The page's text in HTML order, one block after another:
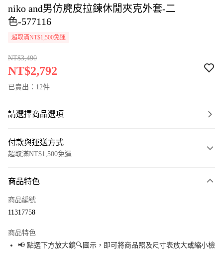
niko and男仿麂皮拉鍊休閒夾克外套-二
色-577116
超取滿NT$1,500免運
NT$3,490
NT$2,792
已賣出：12件
請選擇商品選項
付款與運送方式
超取滿NT$1,500免運
信用卡一次付款
Apple Pay
商品特色
商品編號
11317758
商品特色
📢 點選下方放大鏡🔍圖示，即可將商品照及尺寸表放大或縮小檢